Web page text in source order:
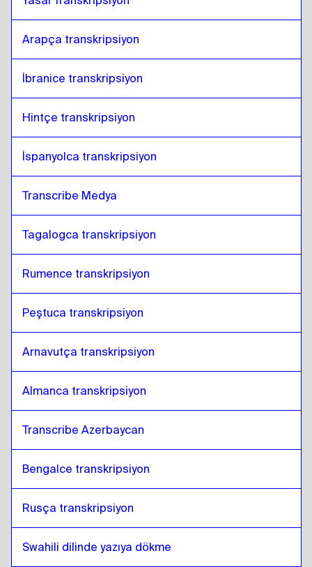
Arapça transkripsiyon
İbranice transkripsiyon
Hintçe transkripsiyon
İspanyolca transkripsiyon
Transcribe Medya
Tagalogca transkripsiyon
Rumence transkripsiyon
Peştuca transkripsiyon
Arnavutça transkripsiyon
Almanca transkripsiyon
Transcribe Azerbaycan
Bengalce transkripsiyon
Rusça transkripsiyon
Swahili dilinde yazıya dökme